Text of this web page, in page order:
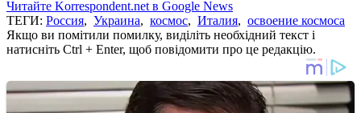
Читайте Korrespondent.net в Google News
ТЕГИ: Россия, Украина, космос, Италия, освоение космоса
Якщо ви помітили помилку, виділіть необхідний текст і
натисніть Ctrl + Enter, щоб повідомити про це редакцію.